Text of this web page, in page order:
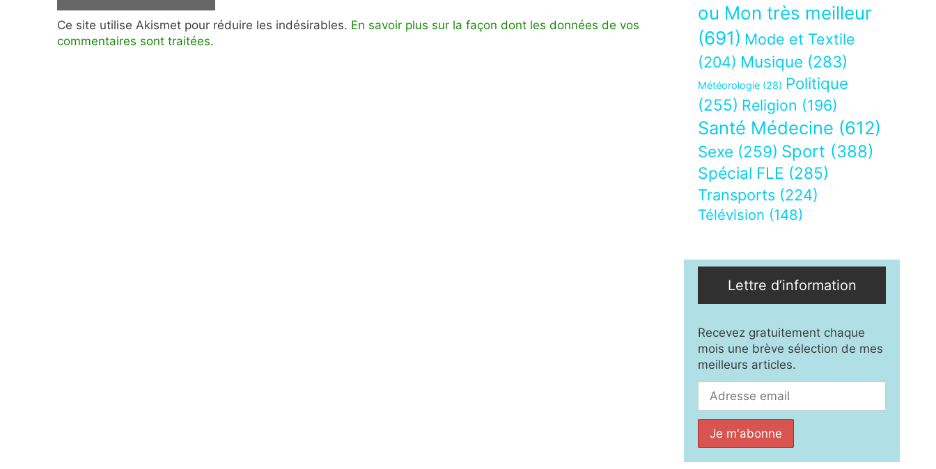
Ce site utilise Akismet pour réduire les indésirables. En savoir plus sur la façon dont les données de vos
commentaires sont traitées.
ou Mon très meilleur
(691) Mode et Textile
(204) Musique (283)
Météorologie (28) Politique
(255) Religion (196)
Santé Médecine (612)
Sexe (259) Sport (388)
Spécial FLE (285)
Transports (224)
Télévision (148)
Lettre d’information
Recevez gratuitement chaque
mois une brève sélection de mes
meilleurs articles.